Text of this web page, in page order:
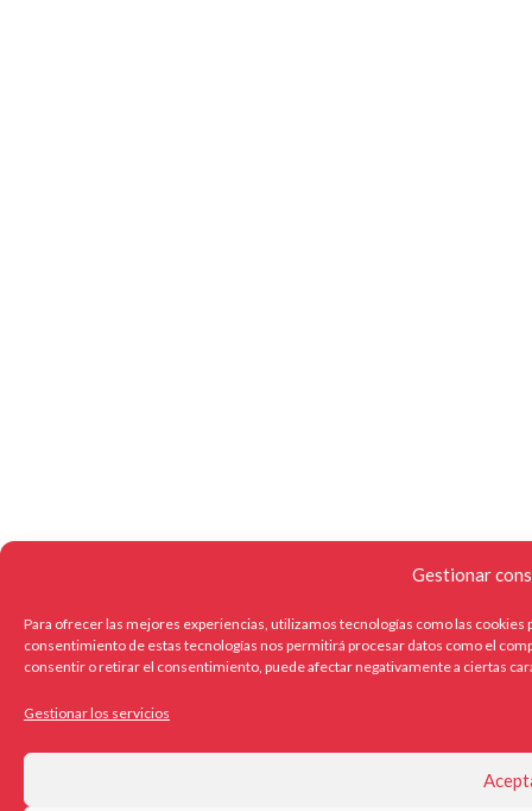
Gestionar
Para ofrecer las mejores experiencias, utilizamos tecnologías como las cookies
consentimiento de estas tecnologías nos permitirá procesar datos como el
consentir o retirar el consentimiento, puede afectar negativamente a ciertas
Gestionar los servicios